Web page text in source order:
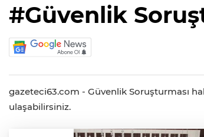
#Güvenlik
gazeteci63.com - Güvenlik Soruşturması
ulaşabilirsiniz.